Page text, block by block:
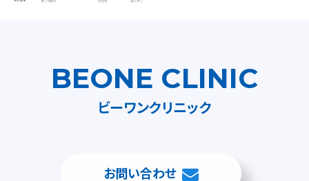
BEONE CLINIC
ビーワンクリニック
お問い合わせ